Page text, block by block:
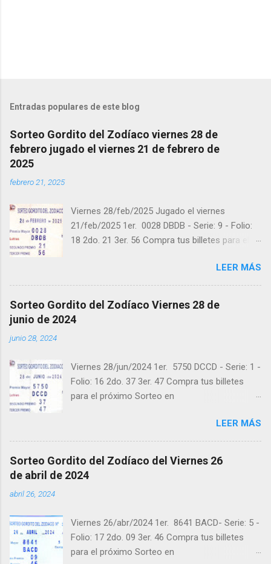
Entradas populares de este blog
Sorteo Gordito del Zodíaco viernes 28 de
febrero jugado el viernes 21 de febrero de
2025
febrero 21, 2025
Viernes 28/feb/2025 Jugado el viernes
21/feb/2025 1er. 0028 DBDB - Serie: 9 - Folio:
18 2do. 21 3er. 56 Compra tus billetes para el
instagram.com/balotas_panama - En Twitter:
@balotas y Facebook: facebook.com/balotas
"Buena Suerte" para el próximo sorteo,
recuerden visitarnos en balotas.com para
conocer los datos que le ayudaran a ganar y
LEER MÁS
Sorteo Gordito del Zodíaco Viernes 28 de
junio de 2024
junio 28, 2024
Viernes 28/jun/2024 1er. 5750 DCCD - Serie: 1 -
Folio: 16 2do. 37 3er. 47 Compra tus billetes
para el próximo Sorteo en
Instagram: instagram.com/balotas_panama -
En Twitter: @balotas y Facebook:
facebook.com/balotas Pruebe su suerte en las
próximo sorteo, recuerden visitarnos en
balotas.com para conocer los datos que le
ayudaran a ganar y ver los sorteos que se le
LEER MÁS
Sorteo Gordito del Zodíaco del Viernes 26
de abril de 2024
abril 26, 2024
Viernes 26/abr/2024 1er. 8641 BACD- Serie: 5 -
Folio: 17 2do. 09 3er. 46 Compra tus billetes
para el próximo Sorteo en